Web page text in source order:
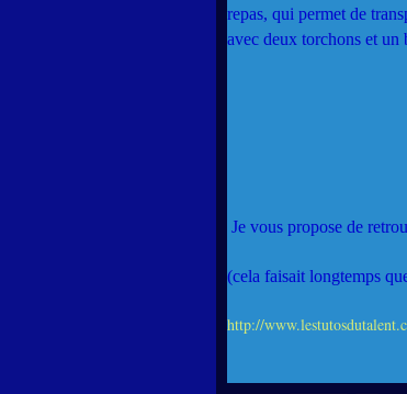
repas, qui permet de
avec deux torchons et un
Je vous propose de
(cela faisait longtemps
http://